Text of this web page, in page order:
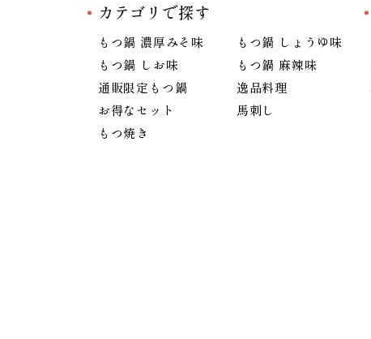
カテゴリで探す
もつ鍋 濃厚みそ味
もつ鍋 しょうゆ味
もつ鍋 しお味
もつ鍋 麻辣味
通販限定もつ鍋
逸品料理
お得なセット
馬刺し
もつ焼き